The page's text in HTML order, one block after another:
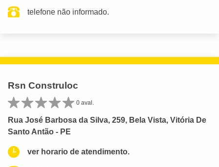
telefone não informado.
Rsn Construloc
0 aval.
Rua José Barbosa da Silva, 259, Bela Vista, Vitória De
Santo Antão - PE
ver horario de atendimento.